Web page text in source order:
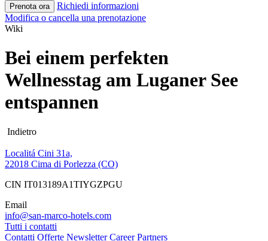
Prenota ora
Richiedi informazioni
Modifica o cancella una prenotazione
Wiki
Bei einem perfekten
Wellnesstag am Luganer See
entspannen
Indietro
Localitá Cini 31a,
22018 Cima di Porlezza (CO)
CIN IT013189A1TIYGZPGU
Email
info@san-marco-hotels.com
Tutti i contatti
Contatti Offerte Newsletter Career Partners